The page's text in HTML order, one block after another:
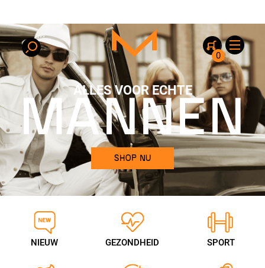
0
ALLES VOOR ECHTE
MANNEN
SHOP NU
NIEUW GEZONDHEID SPORT